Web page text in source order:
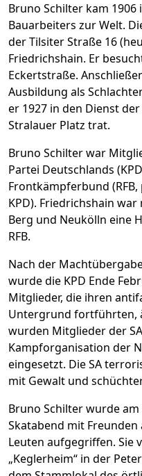
Bruno Schilter kam 1906
Bauarbeiters zur Welt.
der Tilsiter Straße 16
Friedrichshain. Er
Eckertstraße.
Ausbildung als
er 1927 in den Dienst
Stralauer Platz trat.
Bruno Schilter war
Partei Deutschlands
Frontkämpferbund
KPD). Friedrichshain
Berg und Neukölln eine
RFB.
Nach der
wurde die KPD Ende
Mitglieder, die ihren
Untergrund fortführten,
wurden Mitglieder der
Kampforganisation der
eingesetzt. Die SA
mit Gewalt und
Bruno Schilter wurde am
Skatabend mit Freunden
Leuten aufgegriffen. Sie
„Keglerheim“ in der